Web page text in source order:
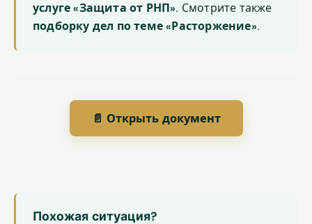
услуге «Защита от РНП». Смотрите также
подборку дел по теме «Расторжение».
📄 Открыть документ
Похожая ситуация?